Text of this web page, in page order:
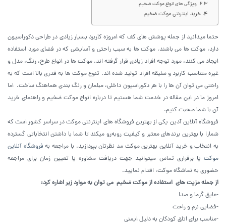
ویژگی های انواع موکت ضخیم
خرید اینترنتی موکت ضخیم
حتما میدانید از جمله پوشش های کف که امروزه کاربرد بسیار زیادی در طراحی‌ دکوراسیون
دارد، موکت ها می باشند. موکت ها به سبب راحتی و آسایشی که در فضای مورد استفاده
ایجاد می کنند، مورد توجه افراد زیادی قرار گرفته اند‌‌. موکت ها در انواع طرح، رنگ، مدل و
غیره متناسب کاربرد و سلیقه افراد تولید شده اند. تنوع موکت ها به قدری بالا است که به
راحتی می توان آن ها را با هر دکوراسیون داخلی، مبلمان و رنگ بندی هماهنگ ساخت. اما
امروز ما در این مقاله در خدمت شما هستیم تا درباره انواع موکت ضخیم و راهنمای خرید
آن با شما صحبت کنیم.
فروشگاه آنلاین آدین یکی از بهترین فروشگاه های اینترنتی موکت در سراسر کشور است که
شمارا با بهترین برندهای معتبر و کیفیت روبه‌رو میکند تا شما با داشتن انتخاباتی گسترده
به انتخاب و خرید آنلاین بهترین موکت مد نظرتان بپردازید. با مراجعه به فروشگاه آنلاین
موکت یا برقراری تماس میتوانید جهت دریافت مشاوره یا تعیین زمان برای مراجعه
حضوری به نماشگاه موکت، اقدام نمایید.
از جمله مزیت های استفاده از موکت ضخیم می توان به موارد زیر اشاره کرد:
-عایق گرما و صدا
-فضایی نرم و راحت
-مناسب برای اتاق کودکان به دلیل ایمنی